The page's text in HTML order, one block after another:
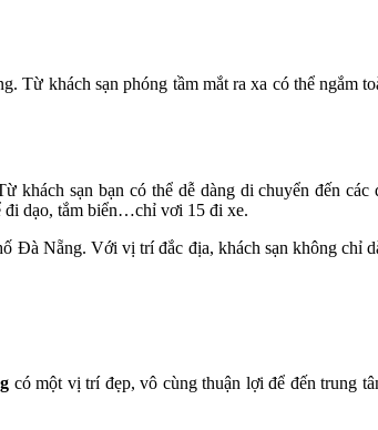
Từ khách sạn phóng tầm mắt ra xa có thể ngắm
sạn bạn có thể dễ dàng di chuyển đến
đi dạo, tắm biển…chỉ vơi 15 đi xe.
Đà Nẵng. Với vị trí đắc địa, khách sạn không chỉ
có một vị trí đẹp, vô cùng thuận lợi để đến trung